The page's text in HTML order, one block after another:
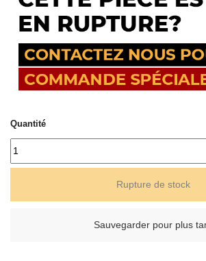
Quantité
Rupture de stock
Sauvegarder pour plus